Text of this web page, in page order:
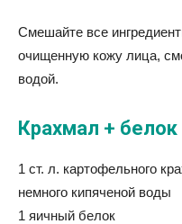
Смешайте все
очищенную кожу лица,
водой.
Крахмал + белок
1 ст. л. картофельного
немного кипяченой воды
1 яичный белок